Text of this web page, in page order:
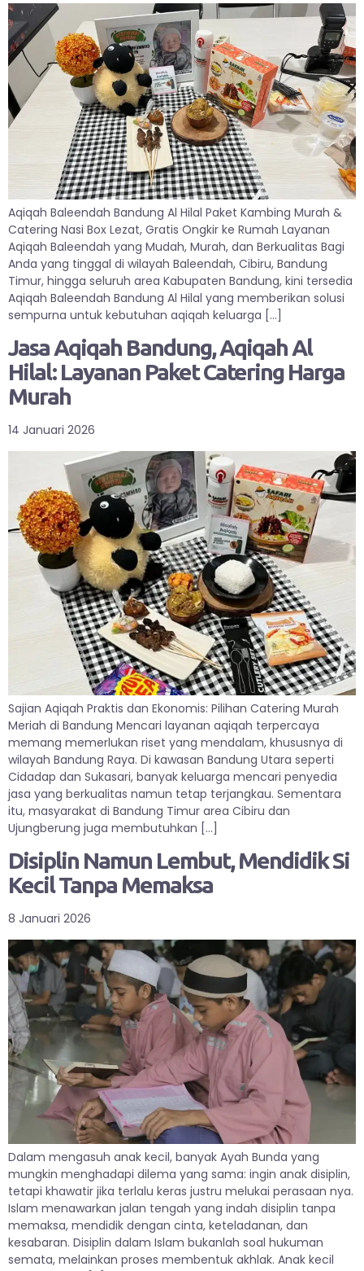
Aqiqah Baleendah Bandung Al Hilal Paket Kambing Murah &
Catering Nasi Box Lezat, Gratis Ongkir ke Rumah Layanan
Aqiqah Baleendah yang Mudah, Murah, dan Berkualitas Bagi
Anda yang tinggal di wilayah Baleendah, Cibiru, Bandung
Timur, hingga seluruh area Kabupaten Bandung, kini tersedia
Aqiqah Baleendah Bandung Al Hilal yang memberikan solusi
sempurna untuk kebutuhan aqiqah keluarga […]
Jasa Aqiqah Bandung, Aqiqah Al
Hilal: Layanan Paket Catering Harga
Murah
14 Januari 2026
Sajian Aqiqah Praktis dan Ekonomis: Pilihan Catering Murah
Meriah di Bandung Mencari layanan aqiqah terpercaya
memang memerlukan riset yang mendalam, khususnya di
wilayah Bandung Raya. Di kawasan Bandung Utara seperti
Cidadap dan Sukasari, banyak keluarga mencari penyedia
jasa yang berkualitas namun tetap terjangkau. Sementara
itu, masyarakat di Bandung Timur area Cibiru dan
Ujungberung juga membutuhkan […]
Disiplin Namun Lembut, Mendidik Si
Kecil Tanpa Memaksa
8 Januari 2026
Dalam mengasuh anak kecil, banyak Ayah Bunda yang
mungkin menghadapi dilema yang sama: ingin anak disiplin,
tetapi khawatir jika terlalu keras justru melukai perasaan nya.
Islam menawarkan jalan tengah yang indah disiplin tanpa
memaksa, mendidik dengan cinta, keteladanan, dan
kesabaran. Disiplin dalam Islam bukanlah soal hukuman
semata, melainkan proses membentuk akhlak. Anak kecil